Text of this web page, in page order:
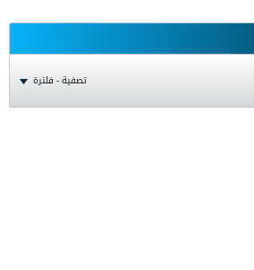
تصفية - فلترة